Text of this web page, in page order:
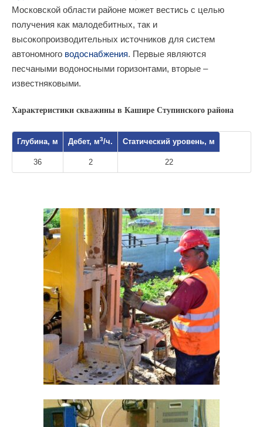
Московской области районе может вестись с целью
получения как малодебитных, так и
высокопроизводительных источников для систем
автономного водоснабжения. Первые являются
песчаными водоносными горизонтами, вторые –
известняковыми.
Характеристики скважины в Кашире Ступинского района
Глубина, м Дебет, м3/ч. Статический уровень, м
36 2 22